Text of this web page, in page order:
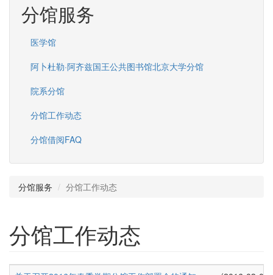
分馆服务
医学馆
阿卜杜勒·阿齐兹国王公共图书馆北京大学分馆
院系分馆
分馆工作动态
分馆借阅FAQ
分馆服务 分馆工作动态
分馆工作动态